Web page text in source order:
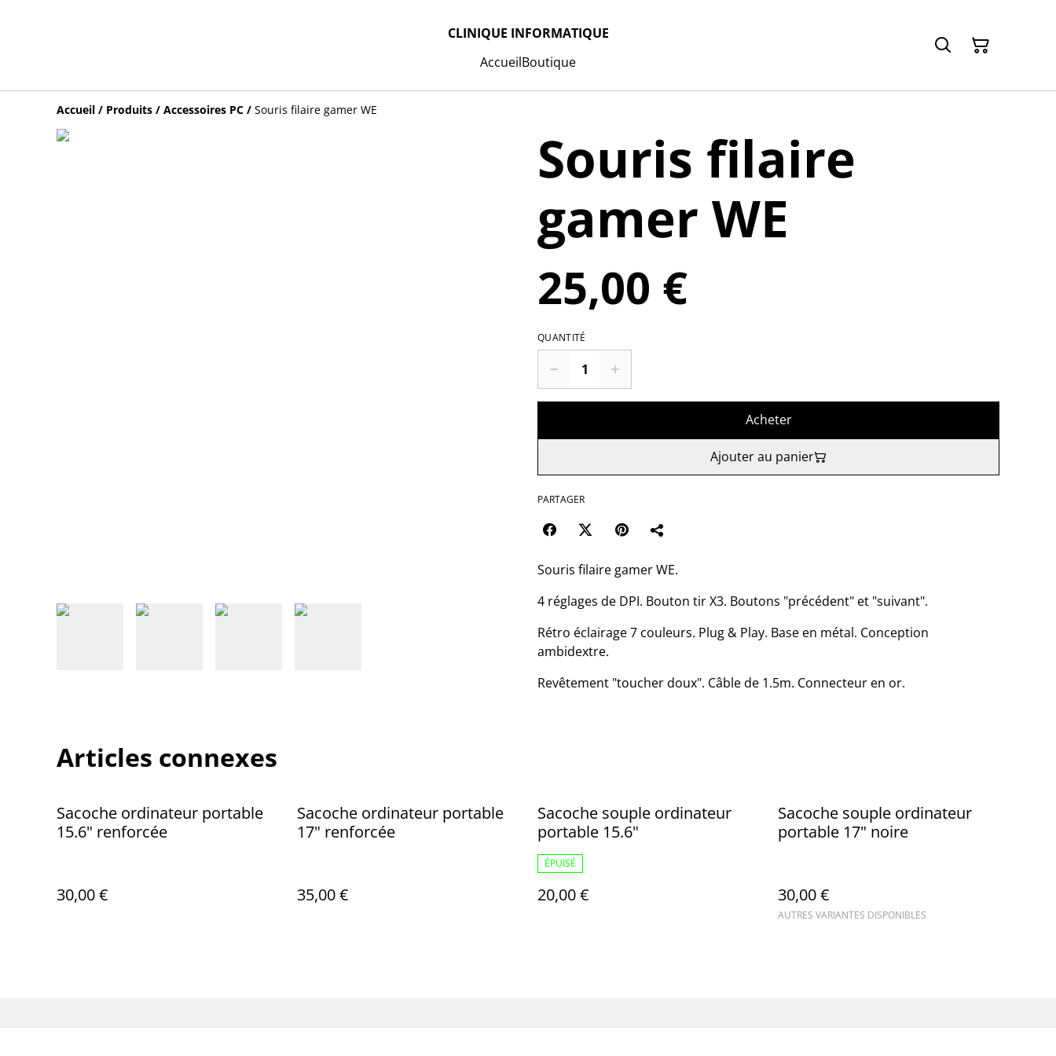
CLINIQUE INFORMATIQUE
AccueilBoutique
Accueil / Produits / Accessoires PC / Souris filaire gamer WE
Souris filaire
gamer WE
25,00 €
QUANTITÉ
Acheter
Ajouter au panier
PARTAGER
Souris filaire gamer WE.
4 réglages de DPI. Bouton tir X3. Boutons "précédent" et "suivant".
Rétro éclairage 7 couleurs. Plug & Play. Base en métal. Conception
ambidextre.
Revêtement "toucher doux". Câble de 1.5m. Connecteur en or.
Articles connexes
Sacoche ordinateur portable
15.6" renforcée
30,00 €
Sacoche ordinateur portable
17" renforcée
35,00 €
Sacoche souple ordinateur
portable 15.6"
ÉPUISÉ
20,00 €
Sacoche souple ordinateur
portable 17" noire
30,00 €
AUTRES VARIANTES DISPONIBLES